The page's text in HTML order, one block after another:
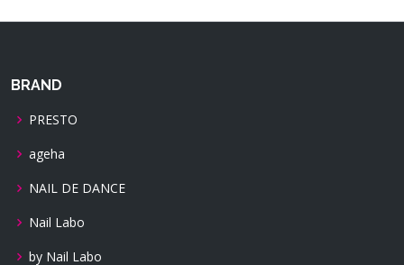
BRAND
PRESTO
ageha
NAIL DE DANCE
Nail Labo
by Nail Labo